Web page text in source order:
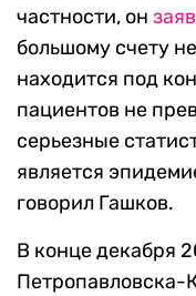
частности, он
большому счету
находится под
пациентов не
серьезные
является
говорил Гашков.
В конце декабря
Петропавловска-